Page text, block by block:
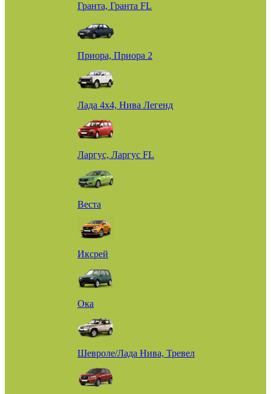
Гранта, Гранта FL
Приора, Приора 2
Лада 4х4, Нива Легенд
Ларгус, Ларгус FL
Веста
Иксрей
Ока
Шевроле/Лада Нива, Тревел